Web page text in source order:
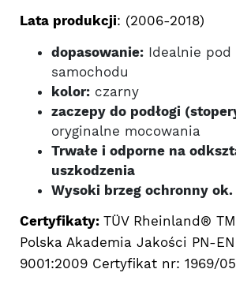
Lata produkcji: (2006-2018)
dopasowanie: Idealnie pod
samochodu
kolor: czarny
zaczepy do podłogi
oryginalne mocowania
Trwałe i odporne na
uszkodzenia
Wysoki brzeg ochronny ok.
Certyfikaty: TÜV Rheinland®
Polska Akademia Jakości PN-EN
9001:2009 Certyfikat nr: 1969/